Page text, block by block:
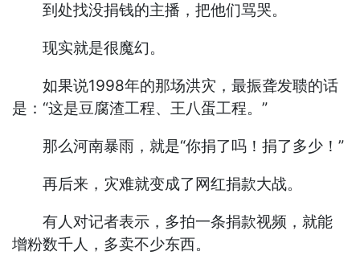
到处找没捐钱的主播，把他们骂哭。
现实就是很魔幻。
如果说1998年的那场洪灾，最振聋发聩的话
是：“这是豆腐渣工程、王八蛋工程。”
那么河南暴雨，就是“你捐了吗！捐了多少！”
再后来，灾难就变成了网红捐款大战。
有人对记者表示，多拍一条捐款视频，就能
增粉数千人，多卖不少东西。